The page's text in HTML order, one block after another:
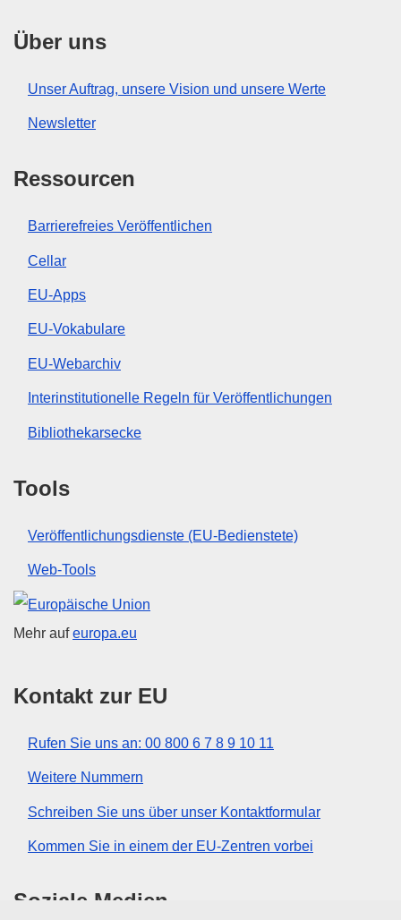
Über uns
Unser Auftrag, unsere Vision und unsere Werte
Newsletter
Ressourcen
Barrierefreies Veröffentlichen
Cellar
EU-Apps
EU-Vokabulare
EU-Webarchiv
Interinstitutionelle Regeln für Veröffentlichungen
Bibliothekarsecke
Tools
Veröffentlichungsdienste (EU-Bedienstete)
Web-Tools
Europäische Union
Mehr aufeuropa.eu
Kontakt zur EU
Rufen Sie uns an: 00 800 6 7 8 9 10 11
Weitere Nummern
Schreiben Sie uns über unser Kontaktformular
Kommen Sie in einem der EU-Zentren vorbei
Soziale Medien